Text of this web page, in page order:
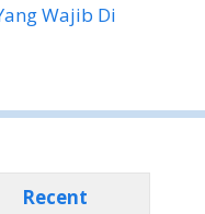
Wajib Di
Recent